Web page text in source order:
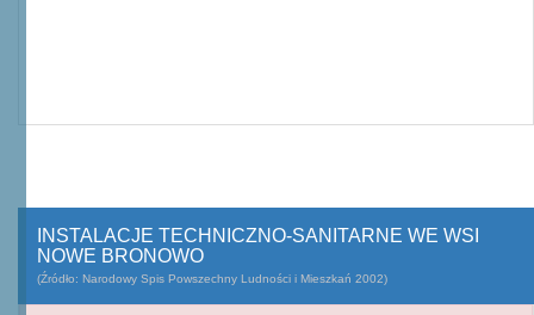
INSTALACJE TECHNICZNO-SANITARNE WE WSI
NOWE BRONOWO
(Źródło: Narodowy Spis Powszechny Ludności i Mieszkań 2002)